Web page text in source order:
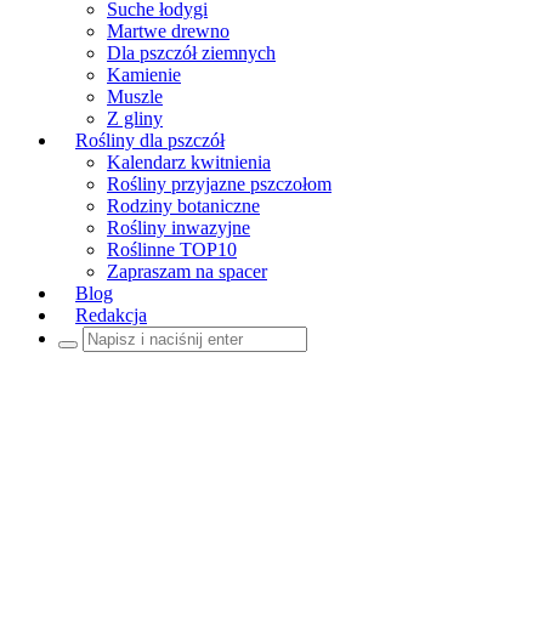
Suche łodygi
Martwe drewno
Dla pszczół ziemnych
Kamienie
Muszle
Z gliny
Rośliny dla pszczół
Kalendarz kwitnienia
Rośliny przyjazne pszczołom
Rodziny botaniczne
Rośliny inwazyjne
Roślinne TOP10
Zapraszam na spacer
Blog
Redakcja
Szukaj: